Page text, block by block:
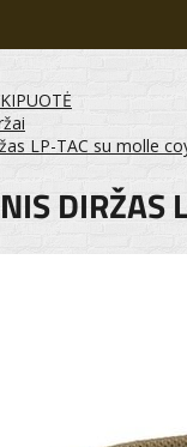
LP-TAC su molle
DIRŽAS